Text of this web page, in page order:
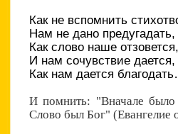
Как не вспомнить
Нам не дано предугадать,
Как слово наше
И нам сочувствие дается,
Как нам дается
И помнить: "Вначале
Слово был Бог" (Евангелие